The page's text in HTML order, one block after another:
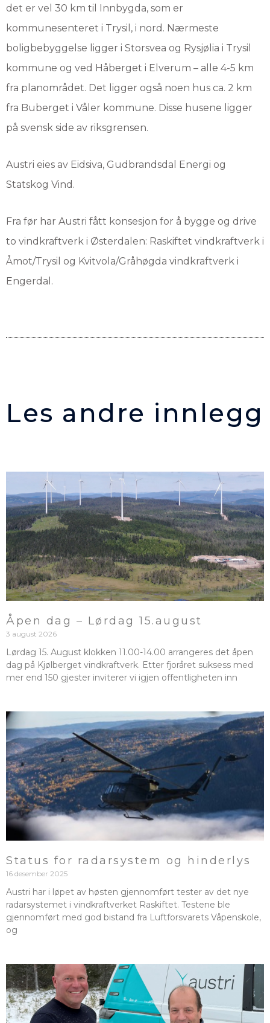
det er vel 30 km til Innbygda, som er
kommunesenteret i Trysil, i nord. Nærmeste
boligbebyggelse ligger i Storsvea og Rysjølia i Trysil
kommune og ved Håberget i Elverum – alle 4-5 km
fra planområdet. Det ligger også noen hus ca. 2 km
fra Buberget i Våler kommune. Disse husene ligger
på svensk side av riksgrensen.
Austri eies av Eidsiva, Gudbrandsdal Energi og
Statskog Vind.
Fra før har Austri fått konsesjon for å bygge og drive
to vindkraftverk i Østerdalen: Raskiftet vindkraftverk i
Åmot/Trysil og Kvitvola/Gråhøgda vindkraftverk i
Engerdal.
Les andre innlegg
Åpen dag – Lørdag 15.august
3 august 2026
Lørdag 15. August klokken 11.00-14.00 arrangeres det åpen
dag på Kjølberget vindkraftverk. Etter fjoråret suksess med
mer end 150 gjester inviterer vi igjen offentligheten inn
Status for radarsystem og hinderlys
16 desember 2025
Austri har i løpet av høsten gjennomført tester av det nye
radarsystemet i vindkraftverket Raskiftet. Testene ble
gjennomført med god bistand fra Luftforsvarets Våpenskole,
og